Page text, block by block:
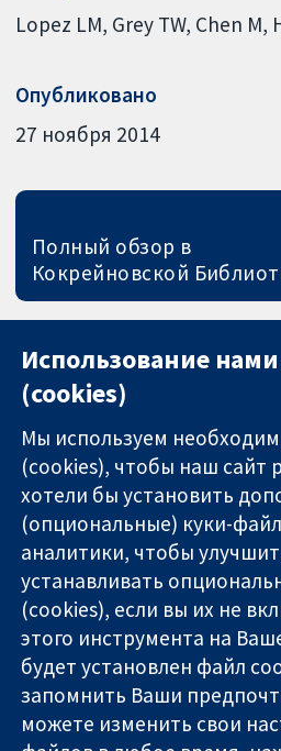
Lopez LM Grey TW Chen M
Опубликовано
27 ноября 2014
Полный обзор в
Кокрейновской
Надёжные
доказательства
Информированные
решения
Во благо
здоровья
11-13
Square
London
W1G 0AN
United
Использование
(cookies)
Мы используем
(cookies), чтобы наш сайт
хотели бы установить
(опциональные) куки-
аналитики, чтобы
устанавливать
(cookies), если вы их не
этого инструмента на
будет установлен файл
запомнить Ваши
можете изменить свои